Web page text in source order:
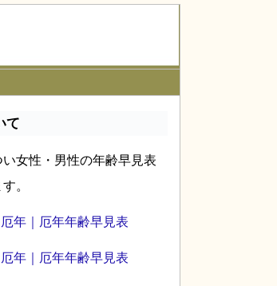
て
女性・男性の年齢早見表
。
年｜厄年年齢早見表
年｜厄年年齢早見表